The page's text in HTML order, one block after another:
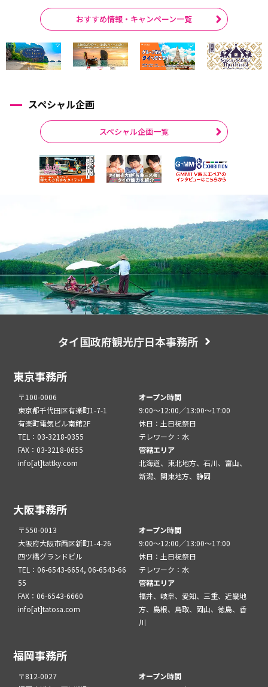
おすすめ情報・キャンペーン一覧
スペシャル企画
スペシャル企画一覧
タイ国政府観光庁日本事務所
東京事務所
〒100-0006
東京都千代田区有楽町1-7-1
有楽町電気ビル南館2F
TEL：03-3218-0355
FAX：03-3218-0655
info[at]tattky.com
オープン時間
9:00～12:00／13:00～17:00
休日：土日祝祭日
テレワーク：水
管轄エリア
北海道、東北地方、石川、富山、
新潟、関東地方、静岡
大阪事務所
〒550-0013
大阪府大阪市西区新町1-4-26
四ツ橋グランドビル
TEL：06-6543-6654, 06-6543-66
55
FAX：06-6543-6660
info[at]tatosa.com
オープン時間
9:00～12:00／13:00～17:00
休日：土日祝祭日
テレワーク：水
管轄エリア
福井、岐阜、愛知、三重、近畿地
方、島根、鳥取、岡山、徳島、香
川
福岡事務所
〒812-0027
オープン時間